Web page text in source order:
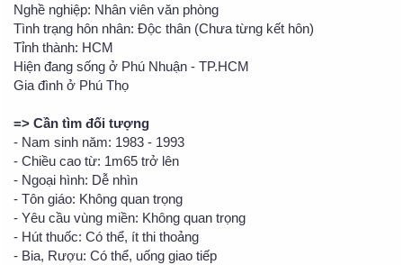
Nghề nghiệp: Nhân viên văn phòng
Tình trạng hôn nhân: Độc thân (Chưa từng kết hôn)
Tỉnh thành: HCM
Hiện đang sống ở Phú Nhuận - TP.HCM
Gia đình ở Phú Thọ
=> Cần tìm đối tượng
- Nam sinh năm: 1983 - 1993
- Chiều cao từ: 1m65 trở lên
- Ngoại hình: Dễ nhìn
- Tôn giáo: Không quan trọng
- Yêu cầu vùng miền: Không quan trọng
- Hút thuốc: Có thể, ít thi thoảng
- Bia, Rượu: Có thể, uống giao tiếp